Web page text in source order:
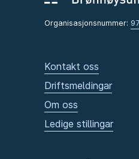
Organisasjonsnummer:
Kontakt oss
Driftsmeldingar
Om oss
Ledige stillingar